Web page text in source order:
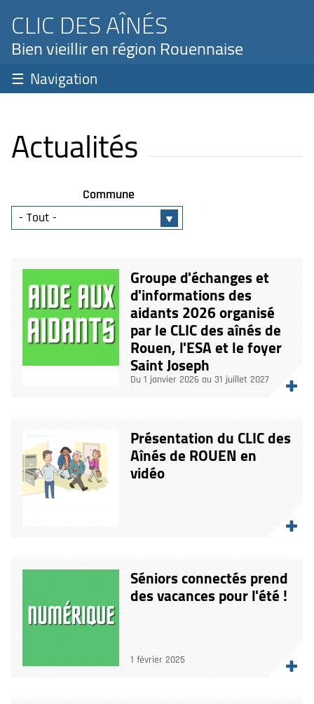
CLIC DES AÎNÉS
Bien vieillir en région Rouennaise
Navigation
Actualités
Commune
Groupe d'échanges et
d'informations des
aidants 2026 organisé
par le CLIC des aînés de
Rouen, l'ESA et le foyer
Saint Joseph
Du 1 janvier 2026 au 31 juillet 2027
Présentation du CLIC des
Aînés de ROUEN en
vidéo
Séniors connectés prend
des vacances pour l'été !
1 février 2025